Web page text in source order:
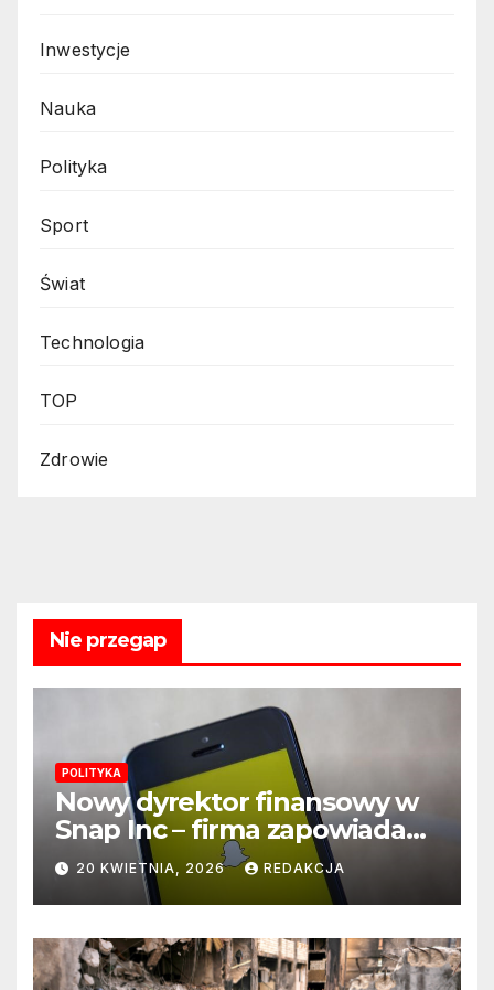
Inwestycje
Nauka
Polityka
Sport
Świat
Technologia
TOP
Zdrowie
Nie przegap
POLITYKA
Nowy dyrektor finansowy w
Snap Inc – firma zapowiada
zmianę na kluczowym
stanowisku
20 KWIETNIA, 2026 REDAKCJA